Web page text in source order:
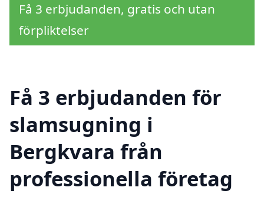
Få 3 erbjudanden, gratis och utan
förpliktelser
Få 3 erbjudanden för
slamsugning i
Bergkvara från
professionella företag